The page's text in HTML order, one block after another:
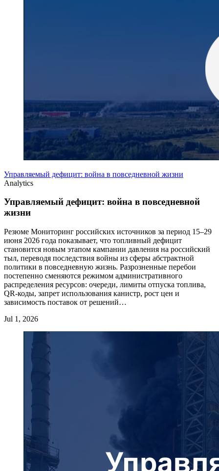
Управляемый дефицит: война в повседневной жизни
Analytics
Управляемый дефицит: война в повседневной
жизни
Резюме Мониторинг российских источников за период 15–29
июня 2026 года показывает, что топливный дефицит
становится новым этапом кампании давления на российский
тыл, переводя последствия войны из сферы абстрактной
политики в повседневную жизнь. Разрозненные перебои
постепенно сменяются режимом административного
распределения ресурсов: очереди, лимиты отпуска топлива,
QR-коды, запрет использования канистр, рост цен и
зависимость поставок от решений…
Jul 1, 2026